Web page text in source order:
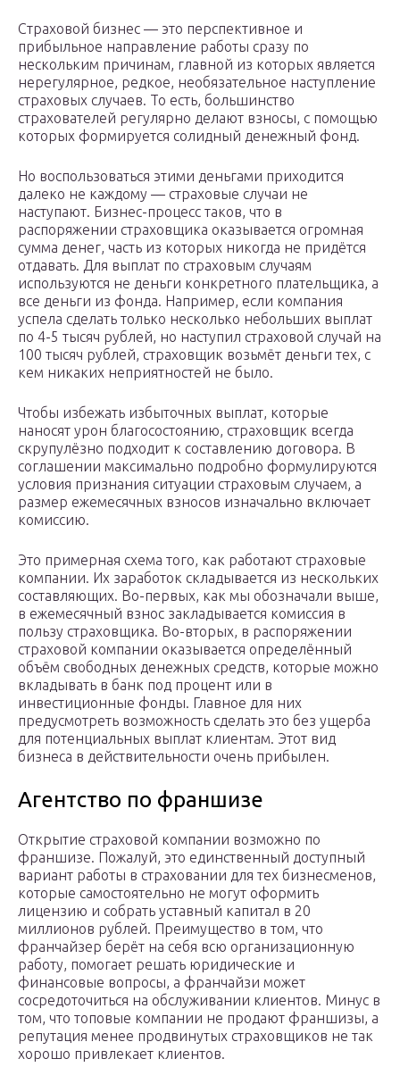
Страховой бизнес — это перспективное и
прибыльное направление работы сразу по
нескольким причинам, главной из которых является
нерегулярное, редкое, необязательное наступление
страховых случаев. То есть, большинство
страхователей регулярно делают взносы, с помощью
которых формируется солидный денежный фонд.
Но воспользоваться этими деньгами приходится
далеко не каждому — страховые случаи не
наступают. Бизнес-процесс таков, что в
распоряжении страховщика оказывается огромная
сумма денег, часть из которых никогда не придётся
отдавать. Для выплат по страховым случаям
используются не деньги конкретного плательщика, а
все деньги из фонда. Например, если компания
успела сделать только несколько небольших выплат
по 4-5 тысяч рублей, но наступил страховой случай на
100 тысяч рублей, страховщик возьмёт деньги тех, с
кем никаких неприятностей не было.
Чтобы избежать избыточных выплат, которые
наносят урон благосостоянию, страховщик всегда
скрупулёзно подходит к составлению договора. В
соглашении максимально подробно формулируются
условия признания ситуации страховым случаем, а
размер ежемесячных взносов изначально включает
комиссию.
Это примерная схема того, как работают страховые
компании. Их заработок складывается из нескольких
составляющих. Во-первых, как мы обозначали выше,
в ежемесячный взнос закладывается комиссия в
пользу страховщика. Во-вторых, в распоряжении
страховой компании оказывается определённый
объём свободных денежных средств, которые можно
вкладывать в банк под процент или в
инвестиционные фонды. Главное для них
предусмотреть возможность сделать это без ущерба
для потенциальных выплат клиентам. Этот вид
бизнеса в действительности очень прибылен.
Агентство по франшизе
Открытие страховой компании возможно по
франшизе. Пожалуй, это единственный доступный
вариант работы в страховании для тех бизнесменов,
которые самостоятельно не могут оформить
лицензию и собрать уставный капитал в 20
миллионов рублей. Преимущество в том, что
франчайзер берёт на себя всю организационную
работу, помогает решать юридические и
финансовые вопросы, а франчайзи может
сосредоточиться на обслуживании клиентов. Минус в
том, что топовые компании не продают франшизы, а
репутация менее продвинутых страховщиков не так
хорошо привлекает клиентов.